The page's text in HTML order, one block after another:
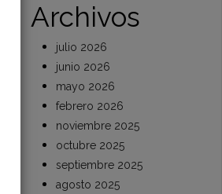
Archivos
julio 2026
junio 2026
mayo 2026
febrero 2026
noviembre 2025
octubre 2025
septiembre 2025
agosto 2025